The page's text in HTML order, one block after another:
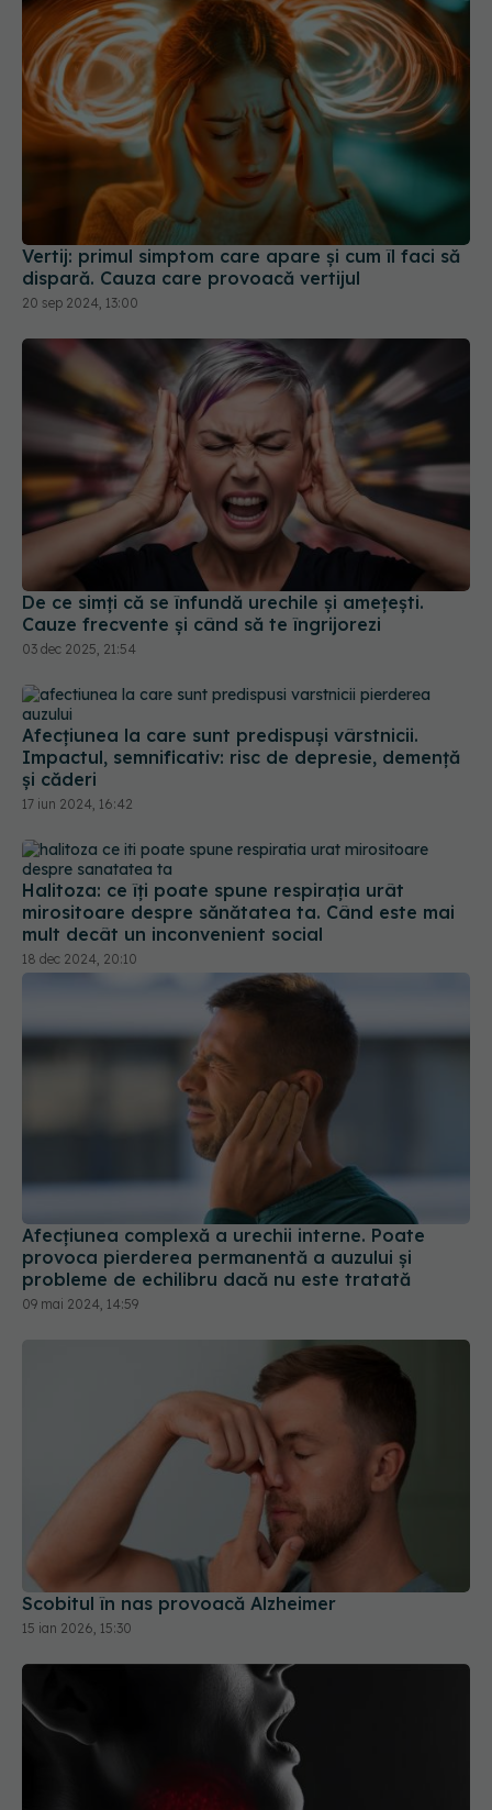
Vertij: primul simptom care apare și cum îl faci să
dispară. Cauza care provoacă vertijul
20 sep 2024, 13:00
De ce simți că se înfundă urechile și amețești.
Cauze frecvente și când să te îngrijorezi
03 dec 2025, 21:54
Afecțiunea la care sunt predispuși vârstnicii.
Impactul, semnificativ: risc de depresie, demență
și căderi
17 iun 2024, 16:42
Halitoza: ce îți poate spune respirația urât
mirositoare despre sănătatea ta. Când este mai
mult decât un inconvenient social
18 dec 2024, 20:10
Afecțiunea complexă a urechii interne. Poate
provoca pierderea permanentă a auzului și
probleme de echilibru dacă nu este tratată
09 mai 2024, 14:59
Scobitul în nas provoacă Alzheimer
15 ian 2026, 15:30